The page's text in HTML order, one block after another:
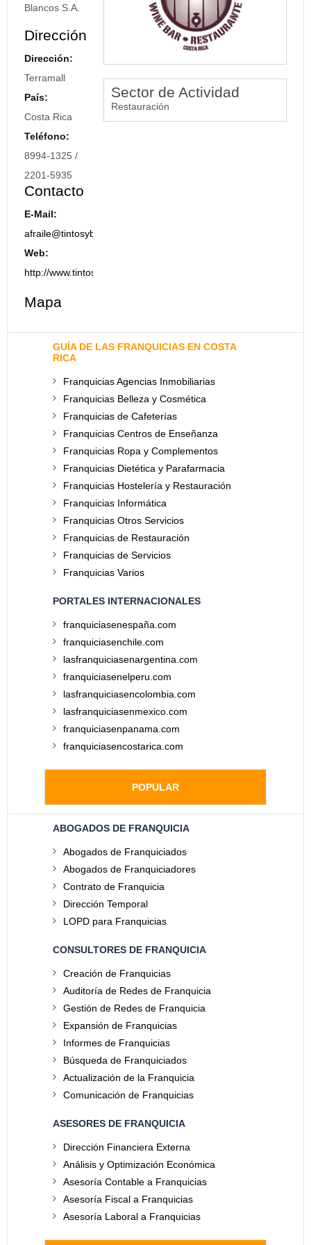
Sector de Actividad
Restauración
Blancos S.A.
Dirección
Dirección:
Terramall
País:
Costa Rica
Teléfono:
8994-1325 /
2201-5935
Contacto
E-Mail:
afraile@tintosyblancos.com
Web:
http://www.tintosyblancos.com/
Mapa
GUÍA DE LAS FRANQUICIAS EN COSTA
RICA
Franquicias Agencias Inmobiliarias
Franquicias Belleza y Cosmética
Franquicias de Cafeterías
Franquicias Centros de Enseñanza
Franquicias Ropa y Complementos
Franquicias Dietética y Parafarmacia
Franquicias Hostelería y Restauración
Franquicias Informática
Franquicias Otros Servicios
Franquicias de Restauración
Franquicias de Servicios
Franquicias Varios
PORTALES INTERNACIONALES
franquiciasenespaña.com
franquiciasenchile.com
lasfranquiciasenargentina.com
franquiciasenelperu.com
lasfranquiciasencolombia.com
lasfranquiciasenmexico.com
franquiciasenpanama.com
franquiciasencostarica.com
POPULAR
ABOGADOS DE FRANQUICIA
Abogados de Franquiciados
Abogados de Franquiciadores
Contrato de Franquicia
Dirección Temporal
LOPD para Franquicias
CONSULTORES DE FRANQUICIA
Creación de Franquicias
Auditoría de Redes de Franquicia
Gestión de Redes de Franquicia
Expansión de Franquicias
Informes de Franquicias
Búsqueda de Franquiciados
Actualización de la Franquicia
Comunicación de Franquicias
ASESORES DE FRANQUICIA
Dirección Financiera Externa
Análisis y Optimización Económica
Asesoría Contable a Franquicias
Asesoría Fiscal a Franquicias
Asesoría Laboral a Franquicias